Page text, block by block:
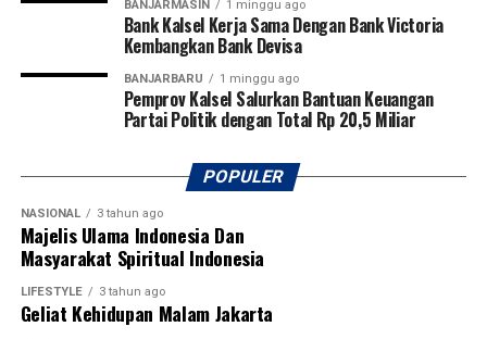
Messenger 0 Twitter 0
Pertanyaannya kini: akankah para pimpinan negeri ini
memiliki sensitivitas untuk menahan diri? Ataukah
mereka memilih abai hingga memicu ledakan sosial yang
jauh lebih besar dari Agustus silam?
Meski badai politik Agustus lalu tidak sampai
meruntuhkan struktur pimpinan DPR RI, situasi hari ini
memberikan alasan yang cukup kuat bagi pemerintah
untuk melakukan evaluasi total.
Penataan ulang struktur pimpinan, kementerian, dan
lembaga dinilai mendesak demi memulihkan
BANJARMASIN 1 minggu ago
Bank Kalsel Kerja Sama Dengan Bank Victoria
Kembangkan Bank Devisa
BANJARBARU 1 minggu ago
Pemprov Kalsel Salurkan Bantuan Keuangan
Partai Politik dengan Total Rp 20,5 Miliar
POPULER
NASIONAL 3 tahun ago
Majelis Ulama Indonesia Dan
Masyarakat Spiritual Indonesia
LIFESTYLE 3 tahun ago
Geliat Kehidupan Malam Jakarta